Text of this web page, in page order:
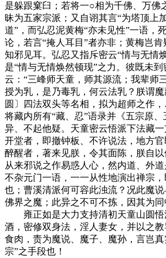
是躲跟窠臼；若将一○相为千佛、万
昧为五家宗派；又自诩其言“为塔顶
道”，而弘忍泥黄梅“亦未见性”一语，
论，若言“掩人耳目”者亦非；黄梅岂
知邪见耳。弘忍又指斥密云“情与无情
是“情与无情焕然顿现”之力。彼既未
云：“三峰师天童，师其源流；我辈师
授为乳，是乃毒乳，何云法乳？朕谓
圆〕四法双头等名相，拟为超师之作
将藏内所有“藏、忍”语录并《五宗原
异、不起他疑。天童密云悟派下法藏
开堂者，即撤钟板、不许说法，地方
醉醒者，著来见朕，令其面陈，朕自
从来邪说之作易惑人心，然内道、外
不杂元门一语，一一从性地演出禅宗
也；曹溪清派何可容此浊流？况此魔
佛界之魔；此异之不可不拣，因其为
雍正如是大力支持清初天童山圆悟
酒，密修双身法，淫人妻女，并以之
食肉，责为魔说、魔子、魔孙，言岂
宗”之手段也！